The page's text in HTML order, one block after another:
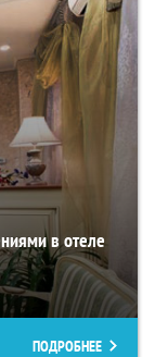
в отеле
ПОДРОБНЕЕ